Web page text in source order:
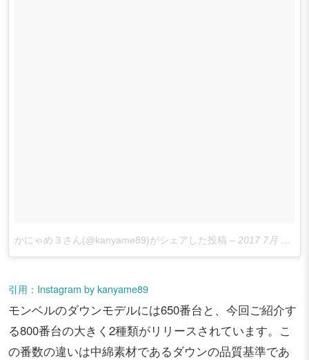
かにゃめ３さん(@kanyame89)がシェアした投稿 – 2017 7月 14 5:42午前 PDT
引用：Instagram by kanyame89
モンベルのダウンモデルには650番台と、今回ご紹介す
る800番台の大きく2種類がリリースされています。こ
の番数の違いは中綿素材であるダウンの品質基準であ